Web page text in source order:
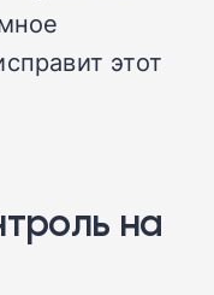
этот
на